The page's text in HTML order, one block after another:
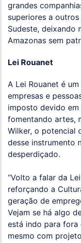
grandes
superiores a
Sudeste, deixando
Amazonas sem
Lei Rouanet
A Lei Rouanet é
empresas e
imposto devido
fomentando artes,
Wilker, o potencial
desse instrumento
desperdiçado.
“Volto a falar da
reforçando a
geração de
Vejam se há algo
está indo para fora
mesmo com